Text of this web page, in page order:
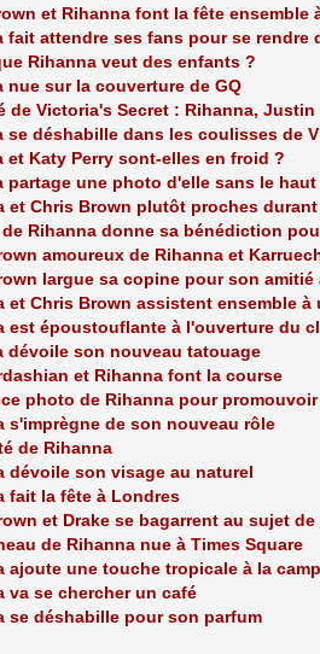
et Rihanna font la fête ensemble
fait attendre ses fans pour se rendre
Rihanna veut des enfants ?
nue sur la couverture de GQ
de Victoria's Secret : Rihanna,
se déshabille dans les coulisses de
et Katy Perry sont-elles en froid ?
partage une photo d'elle sans le
et Chris Brown plutôt proches
de Rihanna donne sa bénédiction
amoureux de Rihanna et
largue sa copine pour son amitié
et Chris Brown assistent ensemble à
est époustouflante à l'ouverture du
dévoile son nouveau tatouage
et Rihanna font la course
photo de Rihanna pour
s'imprègne de son nouveau rôle
de Rihanna
dévoile son visage au naturel
fait la fête à Londres
et Drake se bagarrent au sujet
de Rihanna nue à Times Square
ajoute une touche tropicale à la
va se chercher un café
se déshabille pour son parfum